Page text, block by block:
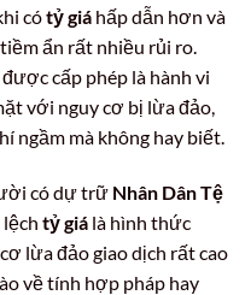
cótỷ giá hấp dẫn hơn và
ẩn rất nhiều rủi ro.
cấp phép là hành vi
với nguy cơ bị lừa đảo,
ngầm mà không hay biết.
có dự trữ Nhân Dân Tệ
tỷ giá là hình thức
lừa đảo giao dịch rất cao
về tính hợp pháp hay